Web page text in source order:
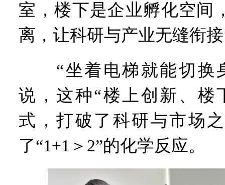
室，楼下是企业孵化空间
离，让科研与产业无缝衔
“坐着电梯就能切换
说，这种“楼上创新、楼
式，打破了科研与市场
了“1+1＞2”的化学反应。